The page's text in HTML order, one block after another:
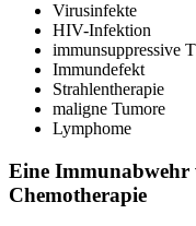
Virusinfekte
HIV-Infektion
immunsuppressive
Immundefekt
Strahlentherapie
maligne Tumore
Lymphome
Eine Immunabwehr
Chemotherapie